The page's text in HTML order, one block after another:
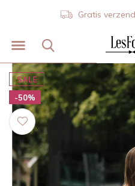
Gratis
SALE
-50%